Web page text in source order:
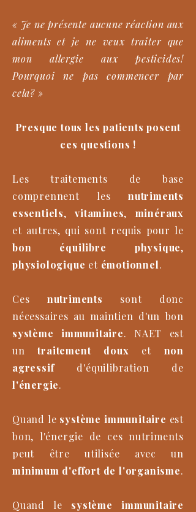
« Je ne présente aucune réaction aux
aliments et je ne veux traiter que
mon allergie aux pesticides!
Pourquoi ne pas commencer par
cela? »
Presque tous les patients posent
ces questions !
Les traitements de base
comprennent les nutriments
essentiels,vitamines, minéraux
et autres, qui sont requis pour le
bon équilibre physique,
physiologique et émotionnel.
Ces nutriments sont donc
nécessaires au maintien d'un bon
système immunitaire. NAET est
untraitement doux et non
agressifd'équilibration de
l'énergie.
Quand le système immunitaire est
bon, l'énergie de ces nutriments
peut être utilisée avec un
minimum d'effort de l'organisme.
Quand le système immunitaire